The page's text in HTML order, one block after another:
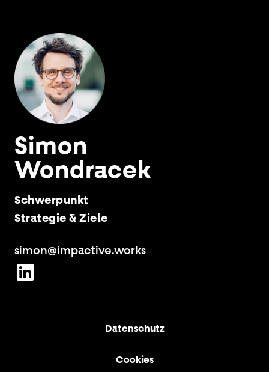
Simon
Wondracek
Schwerpunkt
Strategie & Ziele
simon@impactive.works
Datenschutz
Cookies